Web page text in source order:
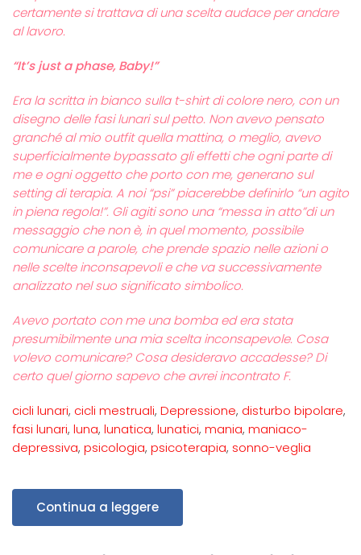
certamente si trattava di una scelta audace per andare
al lavoro.
“It’s just a phase, Baby!”
Era la scritta in bianco sulla t-shirt di colore nero, con un
disegno delle fasi lunari sul petto. Non avevo pensato
granché al mio outfit quella mattina, o meglio, avevo
superficialmente bypassato gli effetti che ogni parte di
me e ogni oggetto che porto con me, generano sul
setting di terapia. A noi “psi” piacerebbe definirlo “un agito
in piena regola!”. Gli agiti sono una “messa in atto”di un
messaggio che non è, in quel momento, possibile
comunicare a parole, che prende spazio nelle azioni o
nelle scelte inconsapevoli e che va successivamente
analizzato nel suo significato simbolico.
Avevo portato con me una bomba ed era stata
presumibilmente una mia scelta inconsapevole. Cosa
volevo comunicare? Cosa desideravo accadesse? Di
certo quel giorno sapevo che avrei incontrato F.
cicli lunari, cicli mestruali, Depressione, disturbo bipolare,
fasi lunari, luna, lunatica, lunatici, mania, maniaco-
depressiva, psicologia, psicoterapia, sonno-veglia
Continua a leggere